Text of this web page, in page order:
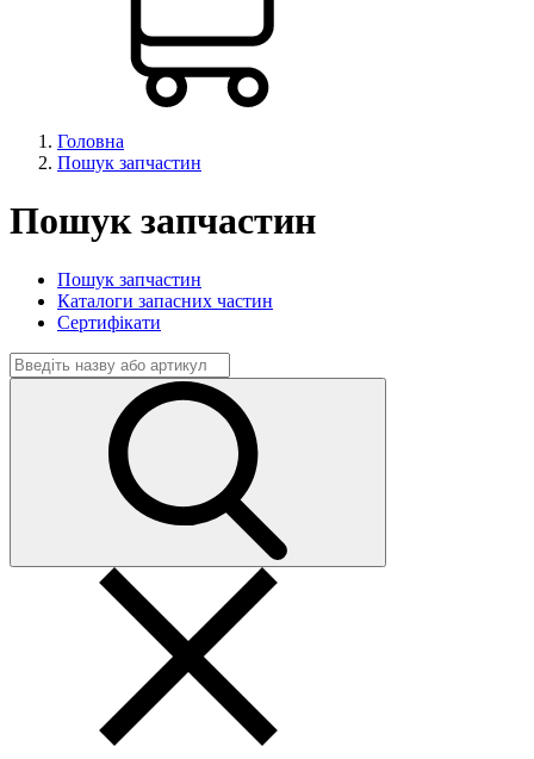
Головна
Пошук запчастин
Пошук запчастин
Пошук запчастин
Каталоги запасних частин
Сертифікати